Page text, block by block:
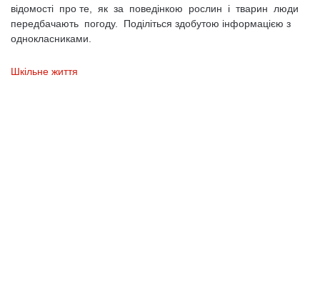
відомості про те, як за поведінкою рослин і тварин люди
передбачають погоду. Поділіться здобутою інформацією з
однокласниками.
Шкільне життя